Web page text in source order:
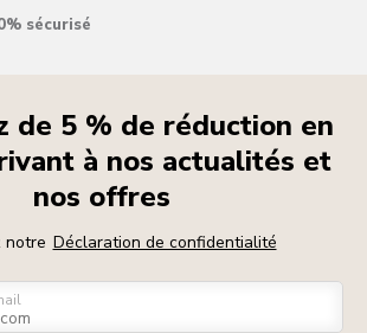
sécurisé
de 5 % de réduction en
à nos actualités et
nos offres
notre Déclaration de confidentialité